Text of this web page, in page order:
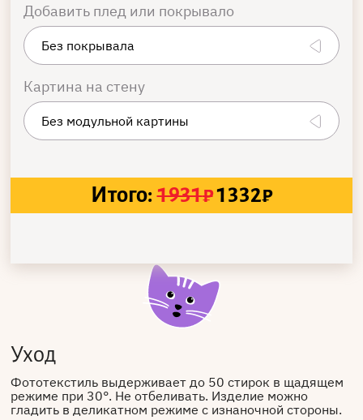
Добавить плед или покрывало
Картина на стену
Итого: 1931₽1332₽
Уход
Фототекстиль выдерживает до 50 стирок в щадящем
режиме при 30°. Не отбеливать. Изделие можно
гладить в деликатном режиме с изнаночной стороны.